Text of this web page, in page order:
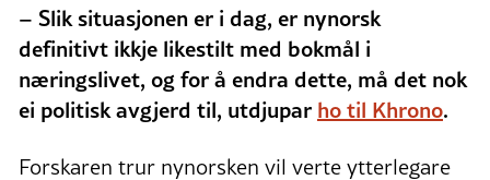
– Slik situasjonen er i dag, er nynorsk
definitivt ikkje likestilt med bokmål i
næringslivet, og for å endra dette, må det nok
ei politisk avgjerd til, utdjupar ho til Khrono.
Forskaren trur nynorsken vil verte ytterlegare